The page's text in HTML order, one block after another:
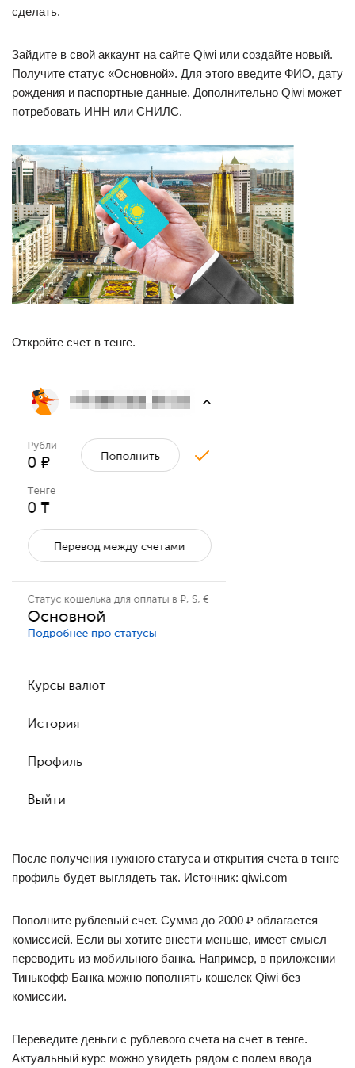
сделать.
Зайдите в свой аккаунт на сайте Qiwi или создайте новый.
Получите статус «Основной». Для этого введите ФИО, дату
рождения и паспортные данные. Дополнительно Qiwi может
потребовать ИНН или СНИЛС.
Откройте счет в тенге.
После получения нужного статуса и открытия счета в тенге
профиль будет выглядеть так. Источник: qiwi.com
Пополните рублевый счет. Сумма до 2000 ₽ облагается
комиссией. Если вы хотите внести меньше, имеет смысл
переводить из мобильного банка. Например, в приложении
Тинькофф Банка можно пополнять кошелек Qiwi без
комиссии.
Переведите деньги с рублевого счета на счет в тенге.
Актуальный курс можно увидеть рядом с полем ввода